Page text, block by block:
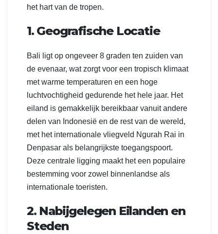
het hart van de tropen.
1. Geografische Locatie
Bali ligt op ongeveer 8 graden ten zuiden van
de evenaar, wat zorgt voor een tropisch klimaat
met warme temperaturen en een hoge
luchtvochtigheid gedurende het hele jaar. Het
eiland is gemakkelijk bereikbaar vanuit andere
delen van Indonesië en de rest van de wereld,
met het internationale vliegveld Ngurah Rai in
Denpasar als belangrijkste toegangspoort.
Deze centrale ligging maakt het een populaire
bestemming voor zowel binnenlandse als
internationale toeristen.
2. Nabijgelegen Eilanden en
Steden